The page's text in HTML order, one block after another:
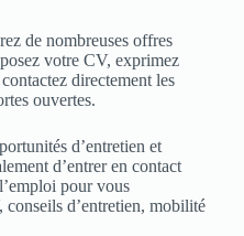
de nombreuses offres
votre CV, exprimez
directement les
ouvertes.
d’entretien et
d’entrer en contact
pour vous
d’entretien, mobilité